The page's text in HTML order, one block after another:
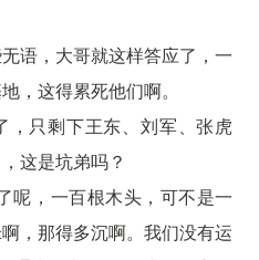
语，大哥就这样答应了，一
，这得累死他们啊。
，只剩下王东、刘军、张虎
这是坑弟吗？
呢，一百根木头，可不是一
，那得多沉啊。我们没有运